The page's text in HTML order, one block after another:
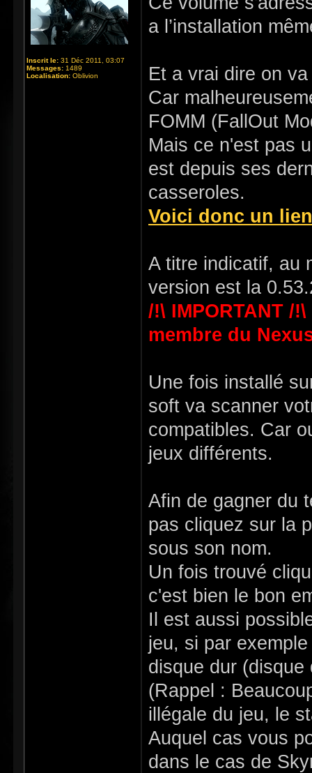
Inscrit le: 31 Déc 2011, 03:07
Messages: 1489
Localisation: Oblivion
a l’installation
Et a vrai dire on
Car
FOMM (FallOut
Mais ce n'est pas
est depuis ses
casseroles.
Voici donc un lien
A titre indicatif, au
version est la
/!\ IMPORTANT /
membre du
Une fois installé
soft va scanner
compatibles. Car
jeux différents.
Afin de gagner du
pas cliquez sur la
sous son nom.
Un fois trouvé
c'est bien le bon
Il est aussi
jeu, si par
disque dur
(Rappel :
illégale du jeu, le
Auquel cas vous
dans le cas de